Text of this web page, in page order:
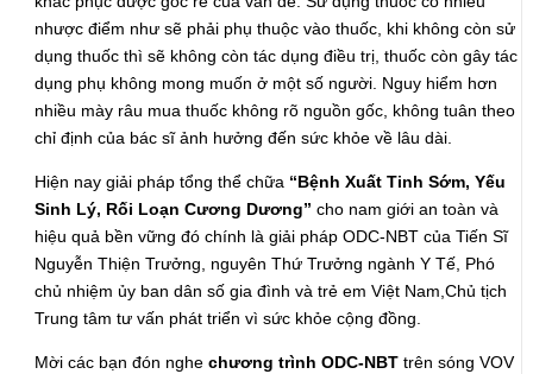
nhược điểm như sẽ phải phụ thuộc vào thuốc, khi không còn sử
dụng thuốc thì sẽ không còn tác dụng điều trị, thuốc còn gây tác
dụng phụ không mong muốn ở một số người. Nguy hiểm hơn
nhiều mày râu mua thuốc không rõ nguồn gốc, không tuân theo
chỉ định của bác sĩ ảnh hưởng đến sức khỏe về lâu dài.
Hiện nay giải pháp tổng thể chữa “Bệnh Xuất Tinh Sớm, Yếu
Sinh Lý, Rối Loạn Cương Dương”cho nam giới an toàn và
hiệu quả bền vững đó chính là giải pháp ODC-NBT của Tiến Sĩ
Nguyễn Thiện Trưởng, nguyên Thứ Trưởng ngành Y Tế, Phó
chủ nhiệm ủy ban dân số gia đình và trẻ em Việt Nam,Chủ tịch
Trung tâm tư vấn phát triển vì sức khỏe cộng đồng.
Mời các bạn đón nghe chương trình ODC-NBT trên sóng VOV